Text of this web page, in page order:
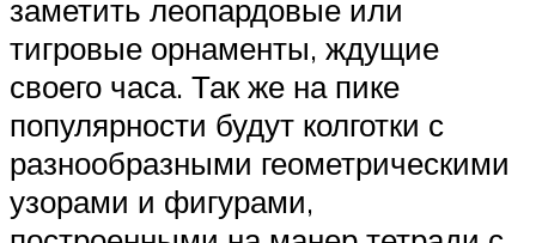
заметить леопардовые или
тигровые орнаменты, ждущие
своего часа. Так же на пике
популярности будут колготки с
разнообразными геометрическими
узорами и фигурами,